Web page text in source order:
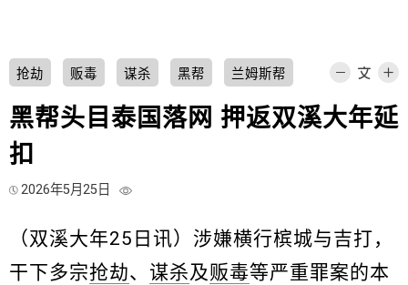
抢劫 贩毒 谋杀 黑帮 兰姆斯帮
黑帮头目泰国落网 押返双溪大年延
扣
2026年5月25日
（双溪大年25日讯）涉嫌横行槟城与吉打，
干下多宗抢劫、 谋杀及贩毒等严重罪案的本